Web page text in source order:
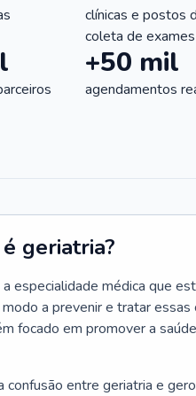
clínicas e postos
coleta de exames
+50 mil
agendamentos
geriatria?
especialidade médica que
a prevenir e tratar
focado em promover a
confusão entre geriatria e